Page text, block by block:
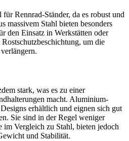
Rennrad-Ständer, da es robust und
massivem Stahl bieten besonders
den Einsatz in Werkstätten oder
um die
stark, was es zu einer
macht. Aluminium-
erhältlich und eignen sich gut
Sie sind in der Regel weniger
im Vergleich zu Stahl, bieten jedoch
und Stabilität.